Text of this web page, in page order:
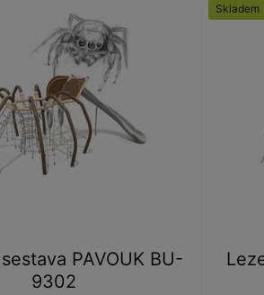
PAVOUK BU-
9302
Skladem